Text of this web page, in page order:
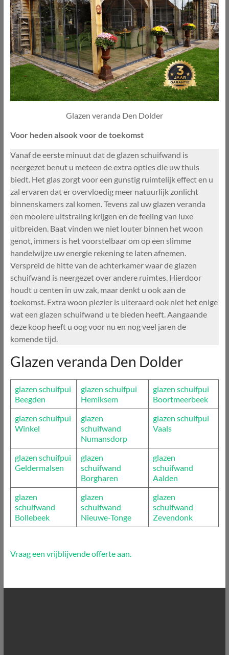
Glazen veranda Den Dolder
Voor heden alsook voor de toekomst
Vanaf de eerste minuut dat de glazen schuifwand is
neergezet benut u meteen de extra opties die uw thuis
biedt. Het glas zorgt voor een gunstig ruimtelijk effect en u
zal ervaren dat er overvloedig meer natuurlijk zonlicht
binnenskamers zal komen. Tevens zal uw glazen veranda
een mooiere uitstraling krijgen en de feeling van luxe
uitbreiden. Baat vinden we niet louter binnen het woon
genot, immers is het voorstelbaar om op een slimme
handelwijze uw energie rekening te laten afnemen.
Verspreid de hitte van de achterkamer waar de glazen
schuifwand is neergezet over andere ruimtes. Hierdoor
houdt u centen in uw zak, maar denkt u ook aan de
toekomst. Extra woon plezier is uiteraard ook niet het enige
wat een glazen schuifwand u te bieden heeft. Aangaande
deze koop heeft u oog voor nu en nog veel jaren de
komende tijd.
Glazen veranda Den Dolder
glazen schuifpui
Beegden
glazen schuifpui
Hemiksem
glazen schuifpui
Boortmeerbeek
glazen schuifpui
Winkel
glazen
schuifwand
Numansdorp
glazen schuifpui
Vaals
glazen schuifpui
Geldermalsen
glazen
schuifwand
Borgharen
glazen
schuifwand
Aalden
glazen
schuifwand
Bollebeek
glazen
schuifwand
Nieuwe-Tonge
glazen
schuifwand
Zevendonk
Vraag een vrijblijvende offerte aan.